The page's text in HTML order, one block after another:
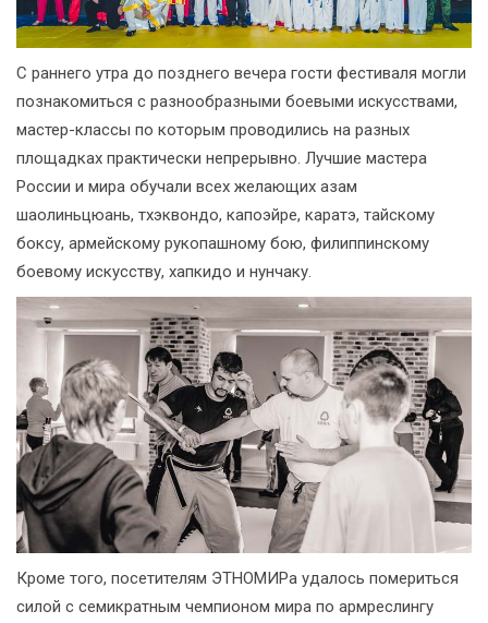
С раннего утра до позднего вечера гости фестиваля могли
познакомиться с разнообразными боевыми искусствами,
мастер-классы по которым проводились на разных
площадках практически непрерывно. Лучшие мастера
России и мира обучали всех желающих азам
шаолиньцюань, тхэквондо, капоэйре, каратэ, тайскому
боксу, армейскому рукопашному бою, филиппинскому
боевому искусству, хапкидо и нунчаку.
Кроме того, посетителям ЭТНОМИРа удалось помериться
силой с семикратным чемпионом мира по армреслингу